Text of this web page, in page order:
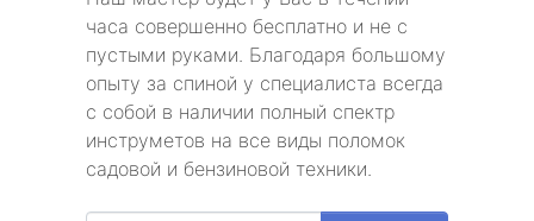
часа совершенно бесплатно и не с
пустыми руками. Благодаря большому
опыту за спиной у специалиста всегда
с собой в наличии полный спектр
инструметов на все виды поломок
садовой и бензиновой техники.